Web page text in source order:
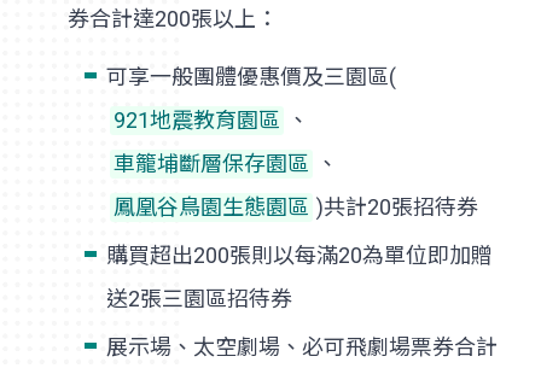
券合計達200張以上：
可享一般團體優惠價及三園區(
921地震教育園區
、
車籠埔斷層保存園區
、
鳳凰谷鳥園生態園區 )共計20張招待券
購買超出200張則以每滿20為單位即加贈
送2張三園區招待券
展示場、太空劇場、必可飛劇場票券合計